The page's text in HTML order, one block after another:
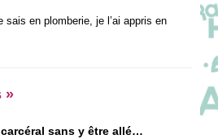
sais en plomberie, je l’ai appris en
»
sans y être allé…